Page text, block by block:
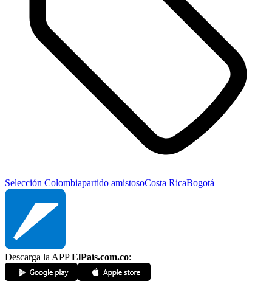
Selección Colombiapartido amistosoCosta RicaBogotá
Descarga la APPElPaís.com.co: